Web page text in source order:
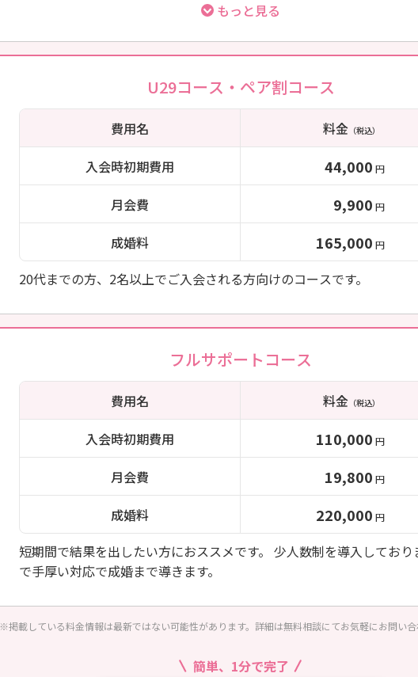
もっと見る
U29コース・ペア割コース
費用名 料金（税込）
入会時初期費用 44,000 円
月会費 9,900 円
成婚料 165,000 円
20代までの方、2名以上でご入会される方向けのコースです。
フルサポートコース
費用名 料金（税込）
入会時初期費用 110,000 円
月会費 19,800 円
成婚料 220,000 円
短期間で結果を出したい方におススメです。 少人数制を導入しており
で手厚い対応で成婚まで導きます。
※掲載している料金情報は最新ではない可能性があります。詳細は無料相談にてお気軽にお問い
簡単、1分で完了